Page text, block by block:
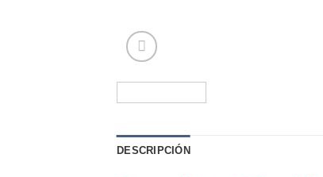
DESCRIPCIÓN